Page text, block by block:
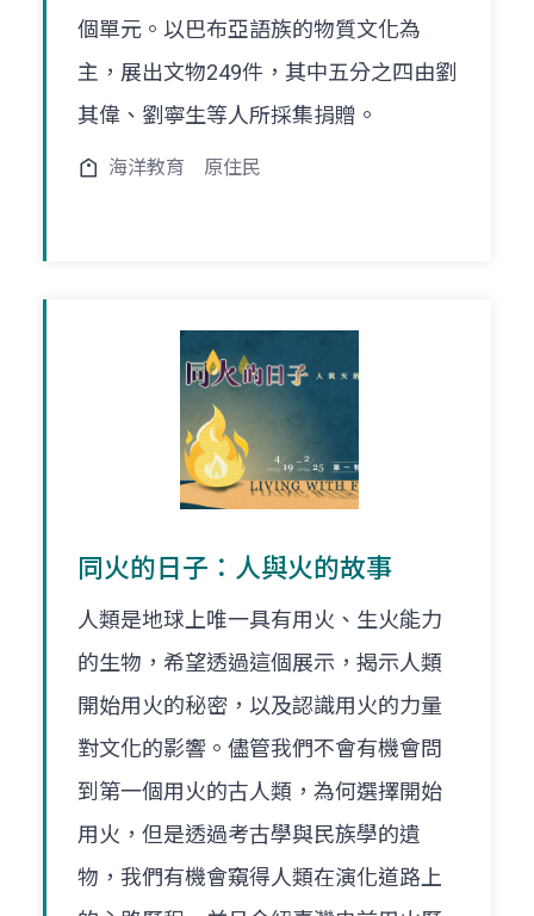
個單元。以巴布亞語族的物質文化為
主，展出文物249件，其中五分之四由劉
其偉、劉寧生等人所採集捐贈。
海洋教育 原住民
同火的日子：人與火的故事
人類是地球上唯一具有用火、生火能力
的生物，希望透過這個展示，揭示人類
開始用火的秘密，以及認識用火的力量
對文化的影響。儘管我們不會有機會問
到第一個用火的古人類，為何選擇開始
用火，但是透過考古學與民族學的遺
物，我們有機會窺得人類在演化道路上